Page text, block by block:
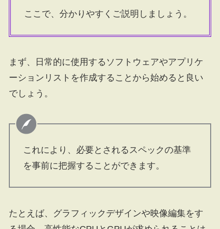
ここで、分かりやすくご説明しましょう。
まず、日常的に使用するソフトウェアやアプリケ
ーションリストを作成することから始めると良い
でしょう。
これにより、必要とされるスペックの基準
を事前に把握することができます。
たとえば、グラフィックデザインや映像編集をす